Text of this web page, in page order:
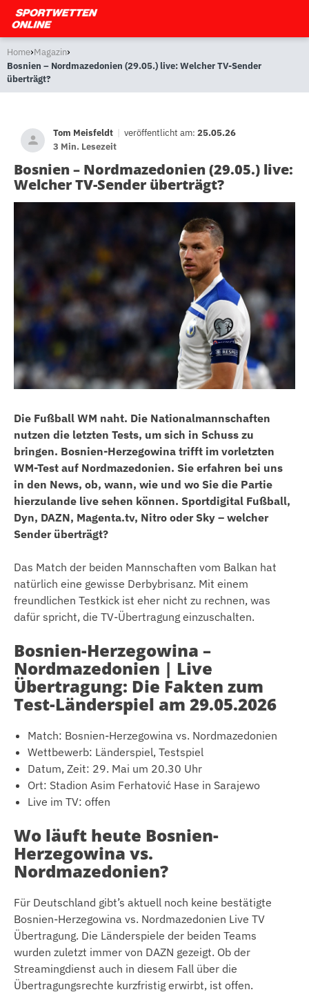
Home›Magazin›
Bosnien – Nordmazedonien (29.05.) live: Welcher TV-Sender
überträgt?
Tom Meisfeldt | veröffentlicht am: 25.05.26
3 Min. Lesezeit
Bosnien – Nordmazedonien (29.05.) live:
Welcher TV-Sender überträgt?
Die Fußball WM naht. Die Nationalmannschaften
nutzen die letzten Tests, um sich in Schuss zu
bringen. Bosnien-Herzegowina trifft im vorletzten
WM-Test auf Nordmazedonien. Sie erfahren bei uns
in den News, ob, wann, wie und wo Sie die Partie
hierzulande live sehen können. Sportdigital Fußball,
Dyn, DAZN, Magenta.tv, Nitro oder Sky – welcher
Sender überträgt?
Das Match der beiden Mannschaften vom Balkan hat
natürlich eine gewisse Derbybrisanz. Mit einem
freundlichen Testkick ist eher nicht zu rechnen, was
dafür spricht, die TV-Übertragung einzuschalten.
Bosnien-Herzegowina –
Nordmazedonien | Live
Übertragung: Die Fakten zum
Test-Länderspiel am 29.05.2026
Match: Bosnien-Herzegowina vs. Nordmazedonien
Wettbewerb: Länderspiel, Testspiel
Datum, Zeit: 29. Mai um 20.30 Uhr
Ort: Stadion Asim Ferhatović Hase in Sarajewo
Live im TV: offen
Wo läuft heute Bosnien-
Herzegowina vs.
Nordmazedonien?
Für Deutschland gibt’s aktuell noch keine bestätigte
Bosnien-Herzegowina vs. Nordmazedonien Live TV
Übertragung. Die Länderspiele der beiden Teams
wurden zuletzt immer von DAZN gezeigt. Ob der
Streamingdienst auch in diesem Fall über die
Übertragungsrechte kurzfristig erwirbt, ist offen.